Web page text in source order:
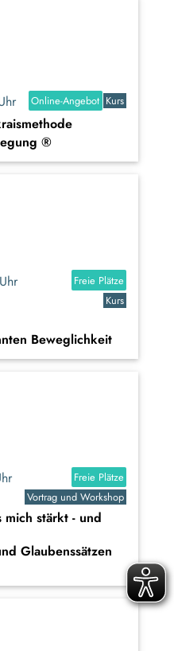
Online-Angebot Kurs
®
Freie Plätze
Kurs
Beweglichkeit
Freie Plätze
Vortrag und Workshop
mich stärkt - und
Glaubenssätzen